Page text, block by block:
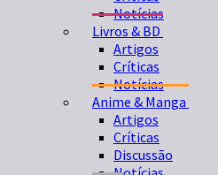
Notícias
Livros & BD
Artigos
Críticas
Notícias
Anime & Manga
Artigos
Críticas
Discussão